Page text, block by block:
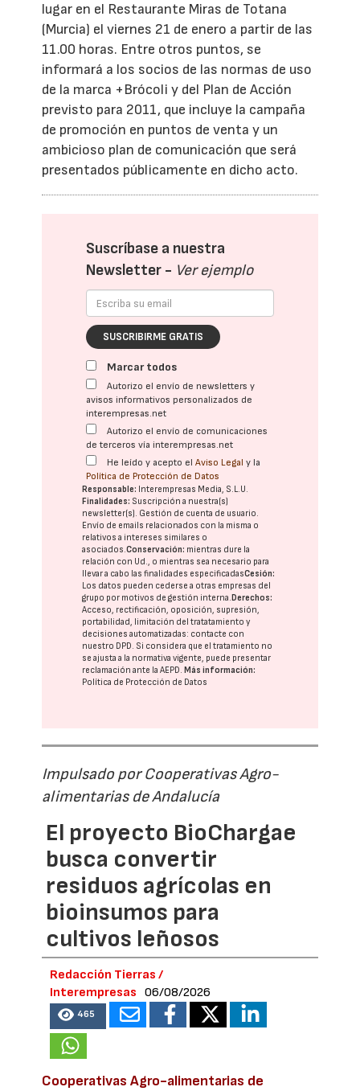
lugar en el Restaurante Miras de Totana
(Murcia) el viernes 21 de enero a partir de las
11.00 horas. Entre otros puntos, se
informará a los socios de las normas de uso
de la marca +Brócoli y del Plan de Acción
previsto para 2011, que incluye la campaña
de promoción en puntos de venta y un
ambicioso plan de comunicación que será
presentados públicamente en dicho acto.
Suscríbase a nuestra
Newsletter - Ver ejemplo
SUSCRIBIRME GRATIS
Marcar todos
Autorizo el envío de newsletters y
avisos informativos personalizados de
interempresas.net
Autorizo el envío de comunicaciones
de terceros vía interempresas.net
He leído y acepto elAviso Legal y la
Política de Protección de Datos
Responsable: Interempresas Media, S.L.U.
Finalidades: Suscripción a nuestra(s)
newsletter(s). Gestión de cuenta de usuario.
Envío de emails relacionados con la misma o
relativos a intereses similares o
asociados.Conservación: mientras dure la
relación con Ud., o mientras sea necesario para
llevar a cabo las finalidades especificadasCesión:
Los datos pueden cederse a otras empresas del
grupo por motivos de gestión interna. Derechos:
Acceso, rectificación, oposición, supresión,
portabilidad, limitación del tratatamiento y
decisiones automatizadas: contacte con
nuestro DPD. Si considera que el tratamiento no
se ajusta a la normativa vigente, puede presentar
reclamación ante laAEPD. Más información:
Política de Protección de Datos
Impulsado por Cooperativas Agro-
alimentarias de Andalucía
El proyecto BioChargae
busca convertir
residuos agrícolas en
bioinsumos para
cultivos leñosos
Redacción Tierras /
Interempresas
06/08/2026
465
Cooperativas Agro-alimentarias de